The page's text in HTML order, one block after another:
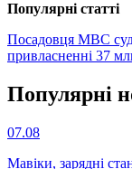
Популярнi статтi
Посадовця МВС
привласненні 37
Популярнi
07.08
Мавіки, зарядні